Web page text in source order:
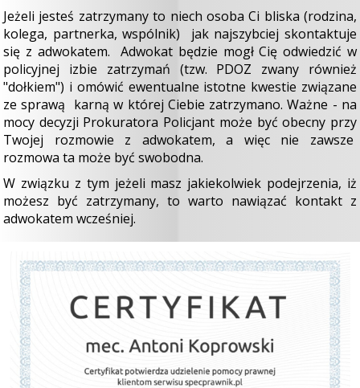
Jeżeli jesteś zatrzymany to niech osoba Ci bliska (rodzina,
kolega, partnerka, wspólnik) jak najszybciej skontaktuje
się z adwokatem. Adwokat będzie mogł Cię odwiedzić w
policyjnej izbie zatrzymań (tzw. PDOZ zwany również
"dołkiem") i omówić ewentualne istotne kwestie związane
ze sprawą karną w której Ciebie zatrzymano. Ważne - na
mocy decyzji Prokuratora Policjant może być obecny przy
Twojej rozmowie z adwokatem, a więc nie zawsze
rozmowa ta może być swobodna.
W związku z tym jeżeli masz jakiekolwiek podejrzenia, iż
możesz być zatrzymany, to warto nawiązać kontakt z
adwokatem wcześniej.